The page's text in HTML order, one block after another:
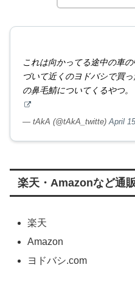
これは向かってる途中の車
づいて近くのヨドバシで買
の鼻毛鯖についてくるやつ。
— tAkA (@tAkA_twitte) April
楽天・Amazonなど通
楽天
Amazon
ヨドバシ.com